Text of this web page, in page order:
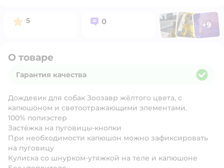
Рейтинг:
5 Вопросов:
0 ФотоФотоФото
+9
Открыть
О товаре
Гарантия качества
Дождевик для собак Зоозавр жёлтого цвета, с
капюшоном и светоотражающими элементами.
100% полиэстер
Застёжка на пуговицы-кнопки
При необходимости капюшон можно зафиксировать
на пуговицу
Кулиска со шнурком-утяжкой на теле и капюшоне